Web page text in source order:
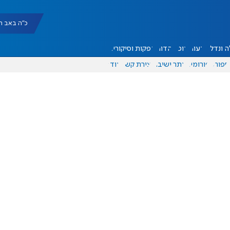
כ"ה באב תשפ"ו
ונדל"ן דעות אוכל יהדות הפקות וסיקורים
ספורט פורומים אתר ישיבה יצירת קשר עוד